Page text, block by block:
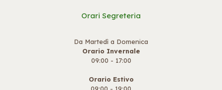
Orari Segreteria
Da Martedì a Domenica
Orario Invernale
09:00 - 17:00
Orario Estivo